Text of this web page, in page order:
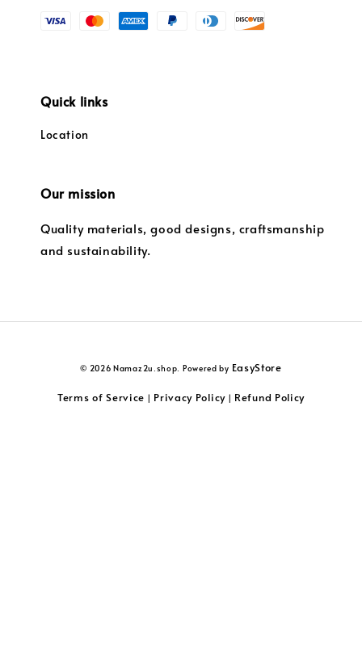
Quick links
Location
Our mission
Quality materials, good designs, craftsmanship
and sustainability.
© 2026 Namaz2u.shop. Powered by EasyStore
Terms of Service | Privacy Policy| Refund Policy